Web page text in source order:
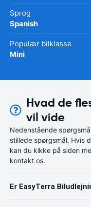
Sprog
Spanish
Populær bilklasse
Mini
Hvad de
vil vide
Nedenstående
stillede spørgsmål. Hvis
kan du kikke på siden
kontakt os.
Er EasyTerra